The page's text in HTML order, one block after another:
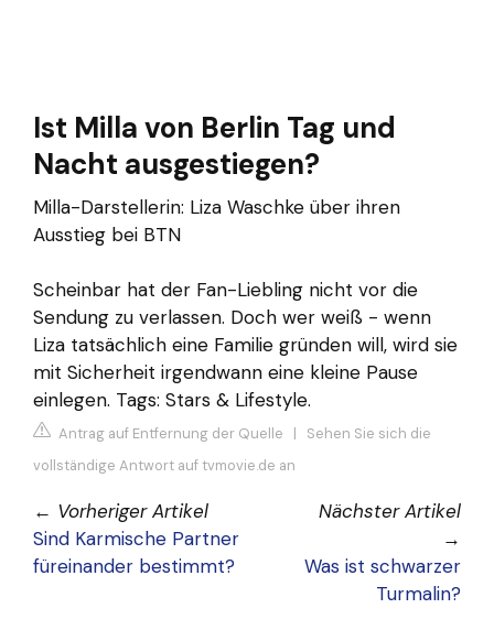
Ist Milla von Berlin Tag und
Nacht ausgestiegen?
Milla-Darstellerin: Liza Waschke über ihren
Ausstieg bei BTN
Scheinbar hat der Fan-Liebling nicht vor die
Sendung zu verlassen. Doch wer weiß - wenn
Liza tatsächlich eine Familie gründen will, wird sie
mit Sicherheit irgendwann eine kleine Pause
einlegen. Tags: Stars & Lifestyle.
Antrag auf Entfernung der Quelle | Sehen Sie sich die
vollständige Antwort auf tvmovie.de an
← Vorheriger Artikel
Sind Karmische Partner
füreinander bestimmt?
Nächster Artikel
→
Was ist schwarzer
Turmalin?